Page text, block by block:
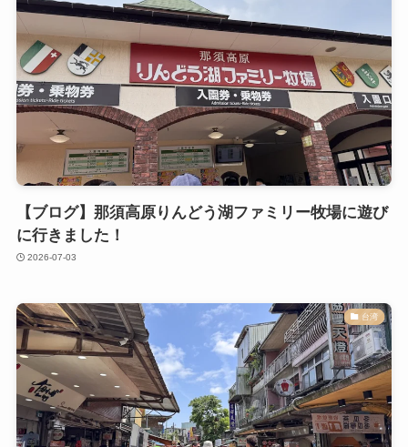
【ブログ】那須高原りんどう湖ファミリー牧場に遊び
に行きました！
2026-07-03
台湾